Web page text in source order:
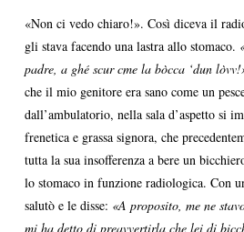
«Non ci vedo chiaro!». Così diceva il
gli stava facendo una lastra allo stomaco.
padre, a ghé scur cme la bòcca ‘dun
che il mio genitore era sano come un
dall’ambulatorio, nella sala d’aspetto si
frenetica e grassa signora, che
tutta la sua insofferenza a bere un
lo stomaco in funzione radiologica. Con
salutò e le disse: «A proposito, me ne
mi ha detto di preavvertirla che lei di